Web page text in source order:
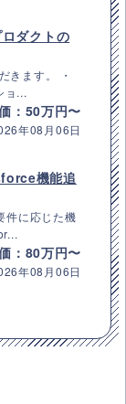
ダクトの
きます。 ・
ョ...
：50万円〜
年08月06日
機能追
件に応じた機
：80万円〜
年08月06日